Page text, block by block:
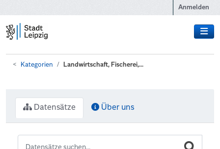
Anmelden
Kategorien Landwirtschaft, Fischerei,...
Datensätze Über uns